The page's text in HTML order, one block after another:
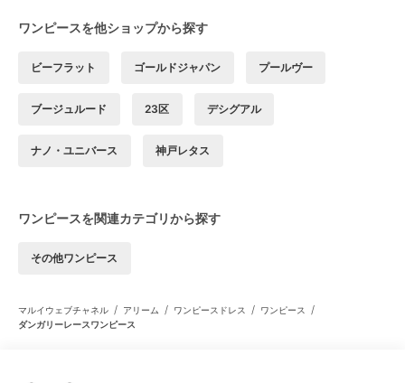
ワンピースを他ショップから探す
ビーフラット ゴールドジャパン プールヴー
ブージュルード 23区 デシグアル
ナノ・ユニバース 神戸レタス
ワンピースを関連カテゴリから探す
その他ワンピース
マルイウェブチャネル / アリーム / ワンピースドレス / ワンピース /
ダンガリーレースワンピース